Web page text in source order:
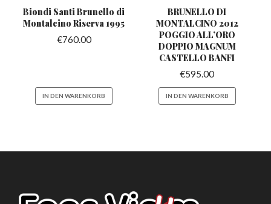
Biondi Santi Brunello di
Montalcino Riserva 1995
€760.00
IN DEN WARENKORB
BRUNELLO DI
MONTALCINO 2012
POGGIO ALL’ORO
DOPPIO MAGNUM
CASTELLO BANFI
€595.00
IN DEN WARENKORB